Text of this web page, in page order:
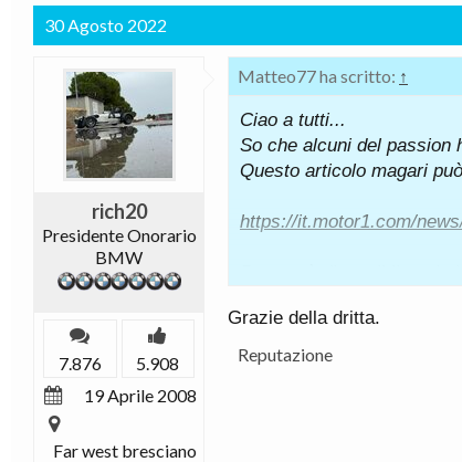
30 Agosto 2022
rich20
Presidente Onorario
BMW
7.876
5.908
19 Aprile 2008
Far west bresciano
Matteo77 ha scritto: ↑
Ciao a tutti...
So che alcuni del passion
Questo articolo magari
https://it.motor1.com/
Per ora è disponibile solo
Grazie della dritta.
Reputazione